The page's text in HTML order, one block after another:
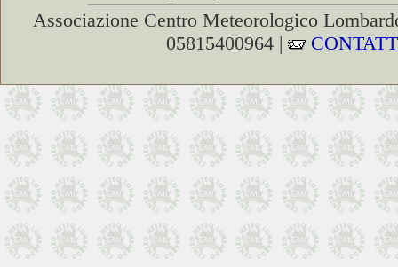
Associazione Centro Meteorologico
05815400964 |